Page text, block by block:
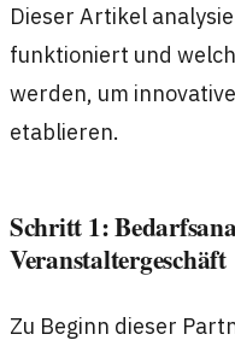
Dieser Artikel
funktioniert und
werden, um
etablieren.
Schritt 1:
Veranstaltergeschäft
Zu Beginn dieser